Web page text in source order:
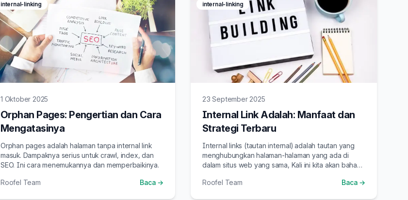
internal-linking
1 Oktober 2025
Orphan Pages: Pengertian dan Cara
Mengatasinya
Orphan pages adalah halaman tanpa internal link
masuk. Dampaknya serius untuk crawl, index, dan
SEO. Ini cara menemukannya dan memperbaikinya.
Roofel Team Baca →
internal-linking
23 September 2025
Internal Link Adalah: Manfaat dan
Strategi Terbaru
Internal links (tautan internal) adalah tautan yang
menghubungkan halaman-halaman yang ada di
dalam situs web yang sama, Kali ini kita akan bahas
Roofel Team
Baca →